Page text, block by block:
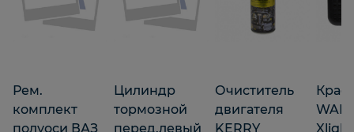
Рем.
комплект
полуоси ВАЗ
Цилиндр
тормозной
перед.левый
Очиститель
двигателя
KERRY